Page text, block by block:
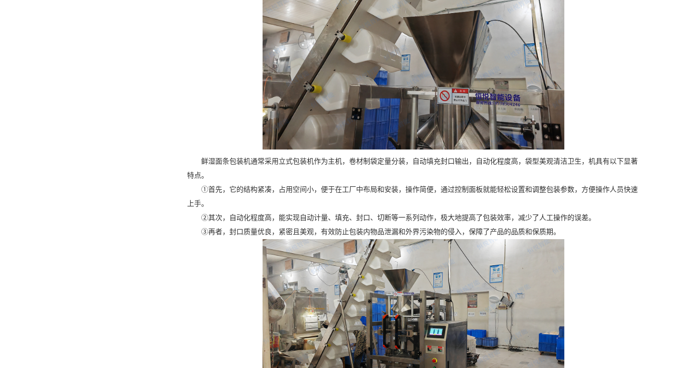
鲜湿面条包装机通常采用立式包装机作为主机，卷材制袋定量分装，自动填充封口输出，自动化程度高，袋型美观清洁卫生，机具有以下显著
特点。
①首先，它的结构紧凑，占用空间小，便于在工厂中布局和安装，操作简便，通过控制面板就能轻松设置和调整包装参数，方便操作人员快速
上手。
②其次，自动化程度高，能实现自动计量、填充、封口、切断等一系列动作，极大地提高了包装效率，减少了人工操作的误差。
③再者，封口质量优良，紧密且美观，有效防止包装内物品泄漏和外界污染物的侵入，保障了产品的品质和保质期。